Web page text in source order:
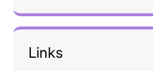
Links